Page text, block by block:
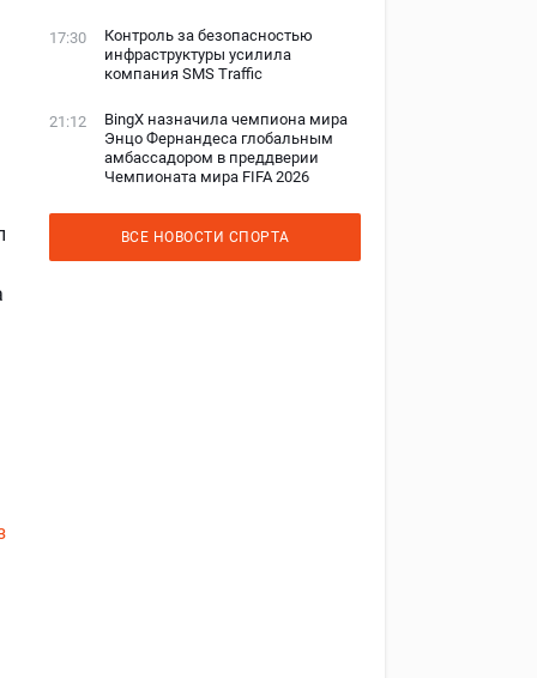
17:30
Контроль за безопасностью
инфраструктуры усилила
компания SMS Traffic
21:12
BingX назначила чемпиона мира
Энцо Фернандеса глобальным
амбассадором в преддверии
Чемпионата мира FIFA 2026
ВСЕ НОВОСТИ СПОРТА